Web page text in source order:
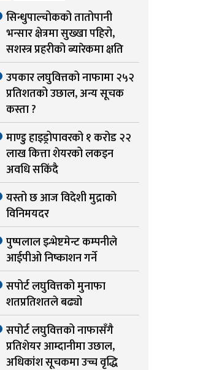
सिन्धुपाल्चोकको तातोपानी
भन्सार क्षेत्रमा सुख्खा पहिरो,
सशस्त्र प्रहरीको ब्यारेकमा क्षति
उपकार लघुवित्तको नाफामा २५२
प्रतिशतको उछाल, अन्य सूचक
कस्ता ?
माण्डु हाइड्रोपावरको १ करोड २२
लाख कित्ता शेयरको लकइन
अवधि सकिंदै
यस्तो छ आज विदेशी मुद्राको
विनिमयदर
पुष्पलाल इन्भेष्टमेन्ट कम्पनीले
आईपीओ निष्काशन गर्ने
सपोर्ट लघुवित्तको मुनाफा
शतप्रतिशतले बढ्यो
सपोर्ट लघुवित्तको नाफासँगै
प्रतिशेयर आम्दानीमा उछाल,
अधिकांश सूचकमा उच्च वृद्धि